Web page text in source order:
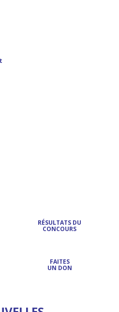
RÉSULTATS DU
CONCOURS
FAITES
UN DON